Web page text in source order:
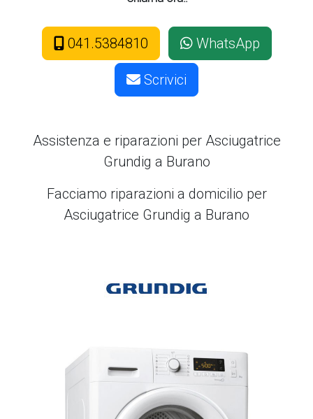
041.5384810 WhatsApp
Scrivici
Assistenza e riparazioni per Asciugatrice
Grundig a Burano
Facciamo riparazioni a domicilio per
Asciugatrice Grundig a Burano